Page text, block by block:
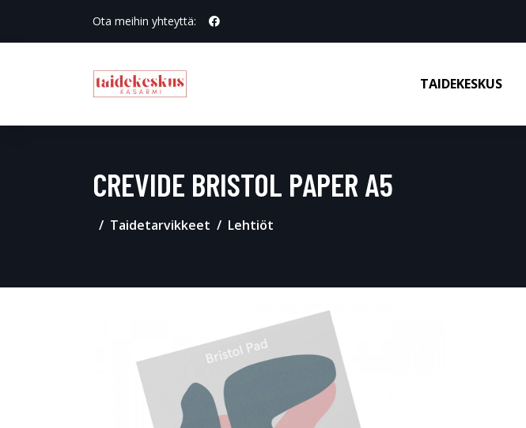
Ota meihin yhteyttä:
TAIDEKESKUS
CREVIDE BRISTOL PAPER A5
Taidetarvikkeet Lehtiöt